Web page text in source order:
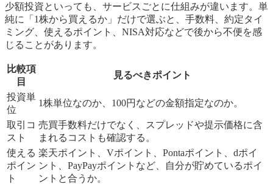
少額投資といっても、サービスごとに仕組みが違います。単
純に「1株から買えるか」だけで選ぶと、手数料、約定タイ
ミング、使えるポイント、NISA対応などで後から不便を感
じることがあります。
比較項
目
見るべきポイント
投資単
位
1株単位なのか、100円などの金額指定なのか。
取引コ
スト
売買手数料だけでなく、スプレッドや提示価格に含
まれるコストも確認する。
使える
ポイン
ト
楽天ポイント、Vポイント、Pontaポイント、dポイ
ント、PayPayポイントなど、自分が貯めているポイ
ントと合うか。